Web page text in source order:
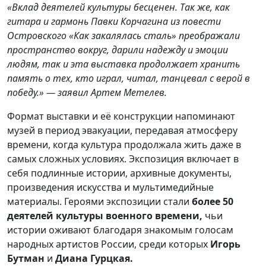
«Вклад деятелей культуры бесценен. Так же, как
гитара и гармонь Павки Корчагина из повести
Островского «Как закалялась сталь» преображали
пространство вокруг, дарили надежду и эмоции
людям, так и эта выставка продолжает хранить
память о тех, кто играл, читал, танцевал с верой в
победу.» — заявил Артем Метелев.
Формат выставки и её конструкции напоминают
музей в период эвакуации, передавая атмосферу
времени, когда культура продолжала жить даже в
самых сложных условиях. Экспозиция включает в
себя подлинные истории, архивные документы,
произведения искусства и мультимедийные
материалы. Героями экспозиции стали более 50
деятелей культуры военного времени, чьи
истории оживают благодаря знакомым голосам
народных артистов России, среди которых Игорь
Бутман и Диана Гурцкая.